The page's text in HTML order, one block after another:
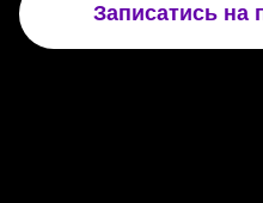
Записатись на